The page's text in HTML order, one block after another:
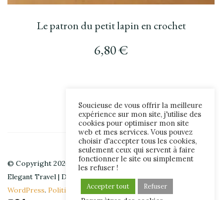
Le patron du petit lapin en crochet
6,80€
© Copyright 2026 hibouchoucaillou. All Rights Reserved.
Elegant Travel | Developed ByBlossom Themes. Powered by
WordPress. Politique de confidentialité
Soucieuse de vous offrir la meilleure
expérience sur mon site, j'utilise des
cookies pour optimiser mon site
web et mes services. Vous pouvez
choisir d'accepter tous les cookies,
seulement ceux qui servent à faire
fonctionner le site ou simplement
les refuser !
Accepter tout Refuser